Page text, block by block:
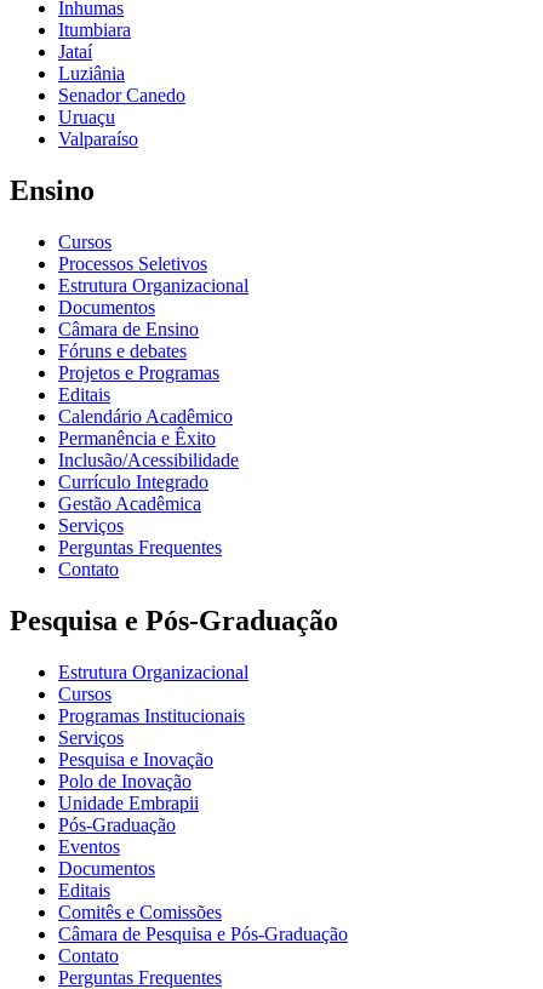
Inhumas
Itumbiara
Jataí
Luziânia
Senador Canedo
Uruaçu
Valparaíso
Ensino
Cursos
Processos Seletivos
Estrutura Organizacional
Documentos
Câmara de Ensino
Fóruns e debates
Projetos e Programas
Editais
Calendário Acadêmico
Permanência e Êxito
Inclusão/Acessibilidade
Currículo Integrado
Gestão Acadêmica
Serviços
Perguntas Frequentes
Contato
Pesquisa e Pós-Graduação
Estrutura Organizacional
Cursos
Programas Institucionais
Serviços
Pesquisa e Inovação
Polo de Inovação
Unidade Embrapii
Pós-Graduação
Eventos
Documentos
Editais
Comitês e Comissões
Câmara de Pesquisa e Pós-Graduação
Contato
Perguntas Frequentes